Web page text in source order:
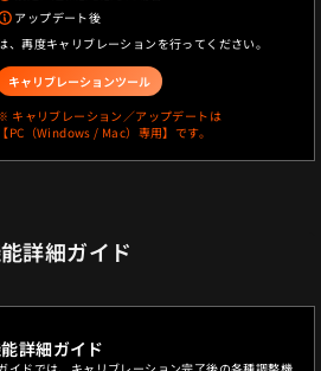
アップデート後
、再度キャリブレーションを行ってください。
キャリブレーションツール
キャリブレーション／アップデートは
【PC（Windows / Mac）専用】です。
詳細ガイド
詳細ガイド